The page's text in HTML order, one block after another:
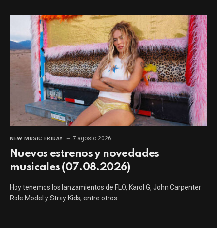
NEW MUSIC FRIDAY 7 agosto 2026
Nuevos estrenos y novedades
musicales (07.08.2026)
Hoy tenemos los lanzamientos de FLO, Karol G, John Carpenter,
Role Model y Stray Kids, entre otros.